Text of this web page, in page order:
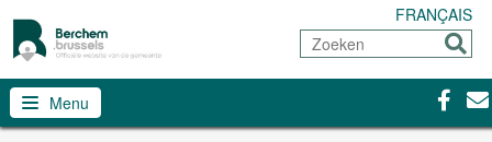
FRANÇAIS
Zoeken
Sturen
Menu